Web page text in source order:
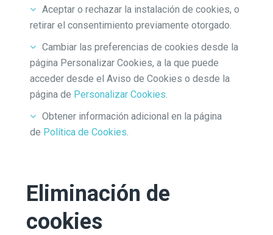
Aceptar o rechazar la instalación de cookies, o
retirar el consentimiento previamente otorgado.
Cambiar las preferencias de cookies desde la
página Personalizar Cookies, a la que puede
acceder desde el Aviso de Cookies o desde la
página de Personalizar Cookies.
Obtener información adicional en la página
de Política de Cookies.
Eliminación de
cookies